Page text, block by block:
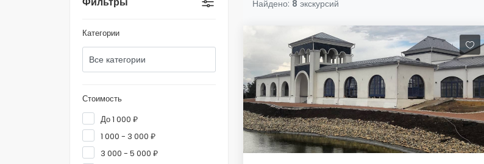
Категории
Стоимость
До 1 000 ₽
1 000 - 3 000 ₽
3 000 - 5 000 ₽
Найдено: 8 экскурсий